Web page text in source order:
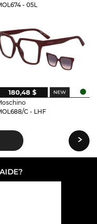
- 05L
C - LHF
180,48 $
›